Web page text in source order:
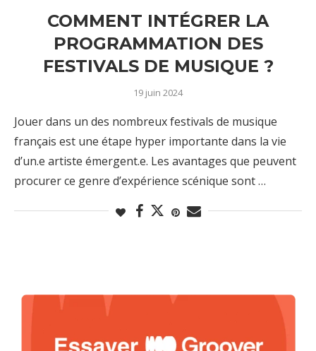
COMMENT INTÉGRER LA
PROGRAMMATION DES
FESTIVALS DE MUSIQUE ?
19 juin 2024
Jouer dans un des nombreux festivals de musique
français est une étape hyper importante dans la vie
d’un.e artiste émergent.e. Les avantages que peuvent
procurer ce genre d’expérience scénique sont …